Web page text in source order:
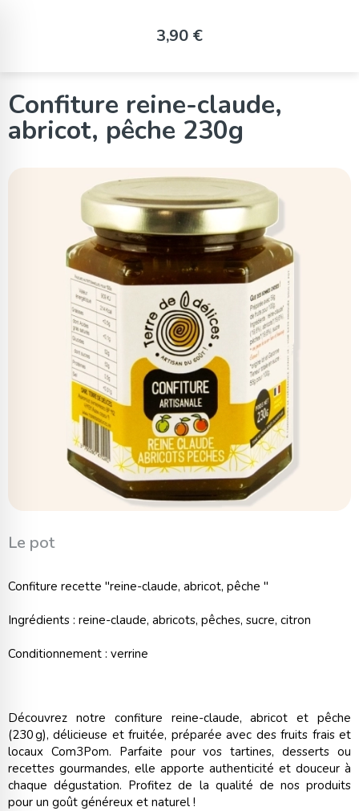
Confiture reine-claude,
abricot, pêche 230g
Le pot
3,90 €
Confiture recette "reine-claude, abricot, pêche "
Ingrédients : reine-claude, abricots, pêches, sucre, citron
Conditionnement : verrine
Découvrez notre confiture reine-claude, abricot et pêche
(230 g), délicieuse et fruitée, préparée avec des fruits frais et
locaux Com3Pom. Parfaite pour vos tartines, desserts ou
recettes gourmandes, elle apporte authenticité et douceur à
chaque dégustation. Profitez de la qualité de nos produits
pour un goût généreux et naturel !